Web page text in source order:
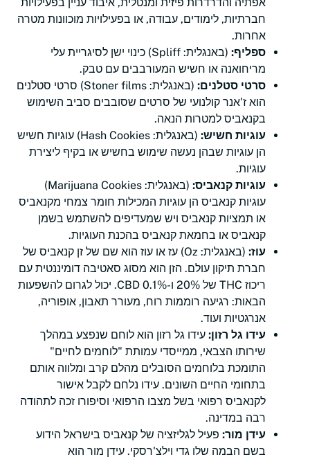
חברתיות, לימודים, עבודה, או בפעילויות מוכוונות מטרה
אחרות.
ספליף:
(באנגלית: Spliff) כינוי ישן לסיגריית עלי
מריחואנה או חשיש המעורבבים עם טבק.
סרטי סטלנים:
(באנגלית: Stoner films) סרטי סטלנים
הוא ז'אנר קולנועי של סרטים שסובבים סביב השימוש
בקנאביס למטרות הנאה.
עוגיות חשיש:
(באנגלית: Hash Cookies) עוגיות חשיש
הן עוגיות שבהן נעשה שימוש בחשיש או בקיף ליצירת
עוגיות.
עוגיות קנאביס:
(באנגלית: Marijuana Cookies)
עוגיות קנאביס הן עוגיות המכילות חומר צמחי מקנאביס
או תמציות קנאביס ויש שמעדיפים להשתמש בשמן
קנאביס או בחמאת קנאביס בהכנת העוגיות.
עוז:
(באנגלית: Oz) עז או עוז הוא שם של זן קנאביס של
חברת תיקון עולם. הזן הוא מסוג סאטיבה דומיננטית עם
ריכוז THC של 20% ו-0.1% CBD. יכול לגרום להשפעות
הבאות: רגיעה רוממות רוח, מעורר תאבון, אופוריה,
אנרגטיות ועוד.
עידו גל רזון: עידו גל רזון הוא לוחם שנפצע במהלך
שירותו הצבאי, ממייסדי עמותת "לוחמים לחיים"
התומכת בלוחמים הסובלים מהלם קרב ומלווה אותם
בתחומי החיים השונים. עידו נלחם לקבל אישור
לקנאביס רפואי בשל מצבו הרפואי וסיפורו זכה לתהודה
רבה במדינה.
עידן מור: פעיל לגליזציה של קנאביס בישראל הידוע
בשם הבמה שלו גדי וילצ'רסקי. עידן מור הוא